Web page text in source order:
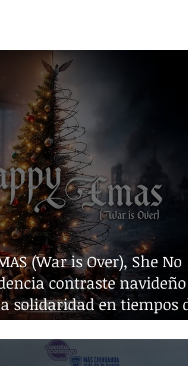
(War is Over), She No
contraste navideño y
solidaridad en tiempos de